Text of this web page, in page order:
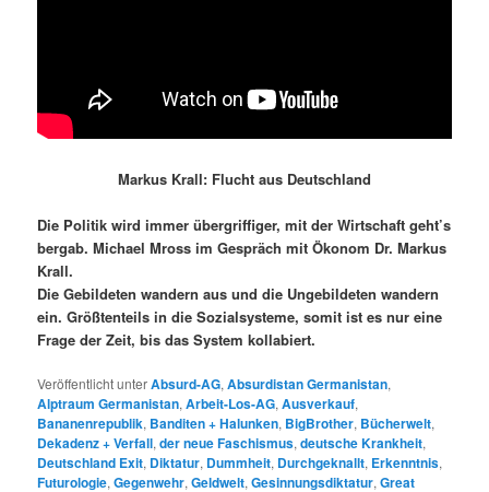
Markus Krall: Flucht aus Deutschland
Die Politik wird immer übergriffiger, mit der Wirtschaft geht’s
bergab. Michael Mross im Gespräch mit Ökonom Dr. Markus
Krall.
Die Gebildeten wandern aus und die Ungebildeten wandern
ein. Größtenteils in die Sozialsysteme, somit ist es nur eine
Frage der Zeit, bis das System kollabiert.
Veröffentlicht unterAbsurd-AG,Absurdistan Germanistan,
Alptraum Germanistan,Arbeit-Los-AG,Ausverkauf,
Bananenrepublik, Banditen + Halunken, BigBrother, Bücherwelt,
Dekadenz + Verfall,der neue Faschismus,deutsche Krankheit,
Deutschland Exit, Diktatur, Dummheit, Durchgeknallt, Erkenntnis,
Futurologie,Gegenwehr,Geldwelt,Gesinnungsdiktatur,Great